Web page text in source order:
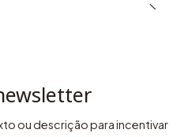
ou descrição para incentivar